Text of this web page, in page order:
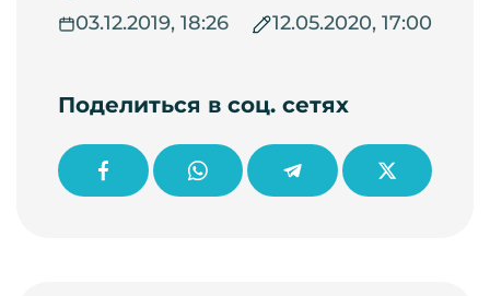
03.12.2019, 18:26
12.05.2020, 17:00
Поделиться в соц. сетях